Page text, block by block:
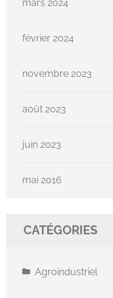
mars 2024
février 2024
novembre 2023
août 2023
juin 2023
mai 2016
CATÉGORIES
Agroindustriel